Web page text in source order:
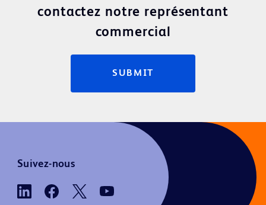
contactez notre représentant
commercial
SUBMIT
Suivez-nous